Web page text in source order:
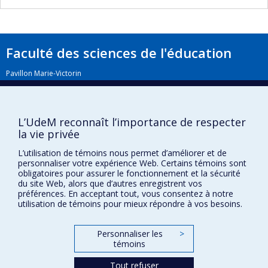
qualitatives (ETA6512), Paradigme professionnel
Faculté des sciences de l'éducation
Pavillon Marie-Victorin
90, avenue Vincent-d'Indy
Confidentialité
Paramètres des témoins
L’UdeM reconnaît l’importance de respecter
la vie privée
L’utilisation de témoins nous permet d’améliorer et de
personnaliser votre expérience Web. Certains témoins sont
obligatoires pour assurer le fonctionnement et la sécurité
du site Web, alors que d’autres enregistrent vos
préférences. En acceptant tout, vous consentez à notre
utilisation de témoins pour mieux répondre à vos besoins.
Personnaliser les
témoins
>
Tout refuser